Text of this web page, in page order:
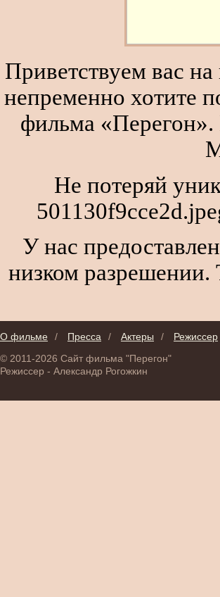
Приветствуем вас
непременно хотите
фильма
Не потеряй
У нас
низком разрешении.
О фильме / Пресса / Актеры / Режиссер
© 2011-2026 Сайт фильма "Перегон"
Режиссер - Александр Рогожкин